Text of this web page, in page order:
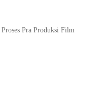
Proses Pra Produksi Film